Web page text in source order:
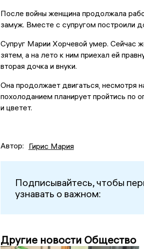
После войны женщина продолжала
замуж. Вместе с супругом построили
Супруг Марии Хорчевой умер. Сейчас
зятем, а на лето к ним приехал ей
вторая дочка и внуки.
Она продолжает двигаться, несмотря
похолоданием планирует пройтись по
и цветет.
Автор: Гирис Мария
Подписывайтесь, чтобы
узнавать о важном:
Другие новости Общество